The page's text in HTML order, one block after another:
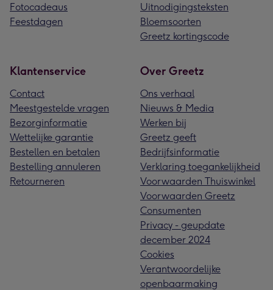
Fotocadeaus
Feestdagen
Uitnodigingsteksten
Bloemsoorten
Greetz kortingscode
Klantenservice
Contact
Meestgestelde vragen
Bezorginformatie
Wettelijke garantie
Bestellen en betalen
Bestelling annuleren
Retourneren
Over Greetz
Ons verhaal
Nieuws & Media
Werken bij
Greetz geeft
Bedrijfsinformatie
Verklaring toegankelijkheid
Voorwaarden Thuiswinkel
Voorwaarden Greetz
Consumenten
Privacy - geupdate
december 2024
Cookies
Verantwoordelijke
openbaarmaking